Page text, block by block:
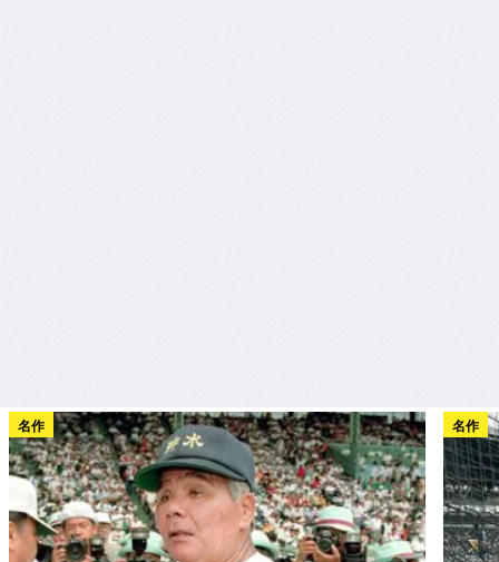
名作 名作